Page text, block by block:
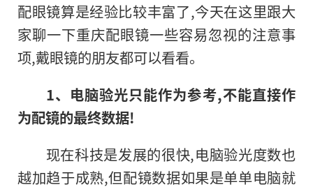
配眼镜算是经验比较丰富了,今天在这里跟大
家聊一下重庆配眼镜一些容易忽视的注意事
项,戴眼镜的朋友都可以看看。
1、电脑验光只能作为参考,不能直接作
为配镜的最终数据!
现在科技是发展的很快,电脑验光度数也
越加趋于成熟,但配镜数据如果是单单电脑就